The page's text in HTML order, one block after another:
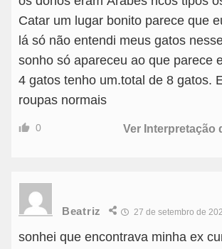
Catar um lugar bonito parece que
lá só não entendi meus gatos
sonho só apareceu ao que parece
4 gatos tenho um.total de 8 gatos.
roupas normais
0 Ver Interpretação
Beatriz 27 de setembro de
sonhei que encontrava minha ex